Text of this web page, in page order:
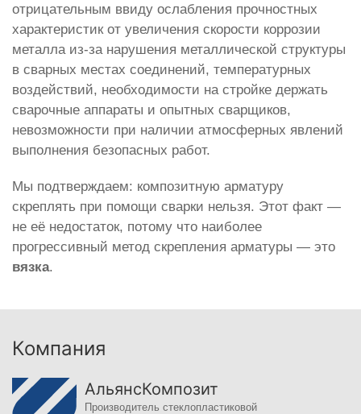
отрицательным ввиду ослабления прочностных
характеристик от увеличения скорости коррозии
металла из-за нарушения металлической структуры
в сварных местах соединений, температурных
воздействий, необходимости на стройке держать
сварочные аппараты и опытных сварщиков,
невозможности при наличии атмосферных явлений
выполнения безопасных работ.
Мы подтверждаем: композитную арматуру
скреплять при помощи сварки нельзя. Этот факт —
не её недостаток, потому что наиболее
прогрессивный метод скрепления арматуры — это
вязка.
Компания
АльянсКомпозит
Производитель стеклопластиковой